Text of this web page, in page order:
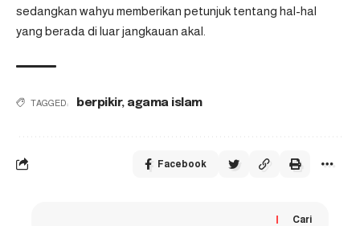
sedangkan wahyu memberikan petunjuk tentang hal-hal
yang berada di luar jangkauan akal.
TAGGED: berpikir, agama islam
Facebook
Cari